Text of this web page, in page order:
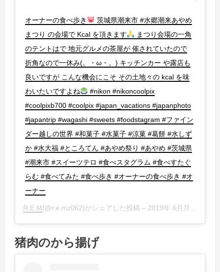
オーナーの食べ歩き
茨城県潮来市 #水郷潮来あやめ
まつり の会場で Kcal を頂きます
まつり会場の一角
のテントはで 地元グルメの茶屋が 催されていたので
折角なので一休み(。・ω・。) キッチンカー や露店も
良いですが こんな機会にこそ その土地々の kcal を味
わいたいですよね
#nikon #nikoncoolpix
#coolpixb700 #coolpix #japan_vacations #japanphoto
#japantrip #wagashi #sweets #foodstagram #ファイン
ダー越しの世界 #和菓子 #水菓子 #涼菓 #葛餅 #水しず
か #水大福 #ところてん #あやめ祭り #あやめ #茨城県
#潮来市 #スイーツテロ #食べスタグラム #食べすたぐ
らむ #食べてみた #食べ歩き #オーナーの食べ歩き #オ
ーナー
R.E.M(@r.e.mz062)がシェアした投稿 – 2019年 6月月25日午前10時30分PDT
猪肉のから揚げ